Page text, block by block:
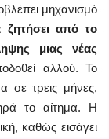
μηχανισμό
ζητήσει από το
μιας νέας
αλλού. Το
σε τρεις μήνες,
το αίτημα. Η
καθώς εισάγει